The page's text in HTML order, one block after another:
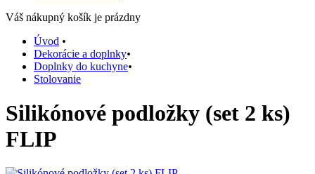
Váš nákupný košík je prázdny
Úvod •
Dekorácie a doplnky•
Doplnky do kuchyne•
Stolovanie
Silikónové podložky (set 2 ks)
FLIP